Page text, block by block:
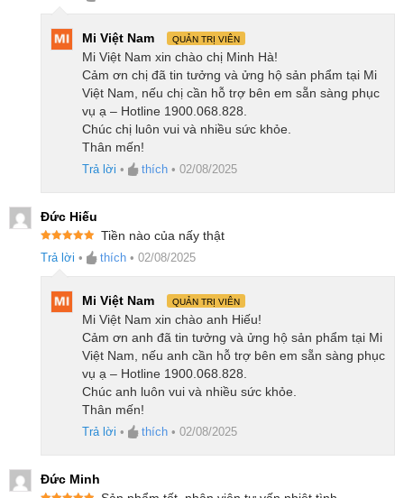
Điều hướng PreciSense LiDAR tạo bản đồ chi
tiết, làm sạch theo lộ trình
Ứng dụng Roborock tích hợp AI SmartPlan tối
ưu hóa thời gian và hiệu suất làm sạch
Lực hút HyperForce 18.500Pa mạnh mẽ, xử
lý dễ dàng mọi loại bụi bẩn
Robot hút bụi lau nhà Roborock Qrevo C Pro sở hữu
lực hút vượt trội 18.500Pa, dễ dàng hút sạch lông
thú, bụi mịn, mảnh vụn và các loại rác nhỏ sâu trong
robot Qrevo C Pro còn tăng tốc độ chổi chính lên
thêm 10% giúp tăng cường khả năng làm sạch hiệu
quả hơn trong thời gian ngắn.
Mi Việt Nam QUẢN TRỊ VIÊN
Mi Việt Nam xin chào chị Minh Hà!
Cảm ơn chị đã tin tưởng và ửng hộ sản phẩm tại Mi
Việt Nam, nếu chị cần hỗ trợ bên em sẵn sàng phục
vụ ạ – Hotline 1900.068.828.
Chúc chị luôn vui và nhiều sức khỏe.
Thân mến!
Trả lời • thích • 02/08/2025
Đức Hiếu
hạng55
Tiền nào của nấy thật
Trả lời • thích • 02/08/2025
Mi Việt Nam QUẢN TRỊ VIÊN
Mi Việt Nam xin chào anh Hiếu!
Cảm ơn anh đã tin tưởng và ửng hộ sản phẩm tại Mi
Việt Nam, nếu anh cần hỗ trợ bên em sẵn sàng phục
vụ ạ – Hotline 1900.068.828.
Chúc anh luôn vui và nhiều sức khỏe.
Thân mến!
Trả lời • thích • 02/08/2025
Đức Minh